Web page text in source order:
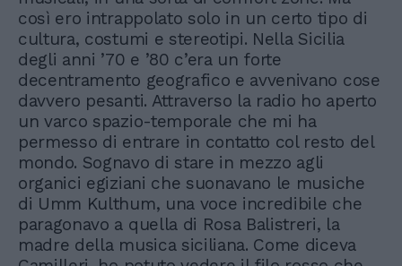
così ero intrappolato solo in un certo tipo di
cultura, costumi e stereotipi. Nella Sicilia
degli anni ’70 e ’80 c’era un forte
decentramento geografico e avvenivano cose
davvero pesanti. Attraverso la radio ho aperto
un varco spazio-temporale che mi ha
permesso di entrare in contatto col resto del
mondo. Sognavo di stare in mezzo agli
organici egiziani che suonavano le musiche
di Umm Kulthum, una voce incredibile che
paragonavo a quella di Rosa Balistreri, la
madre della musica siciliana. Come diceva